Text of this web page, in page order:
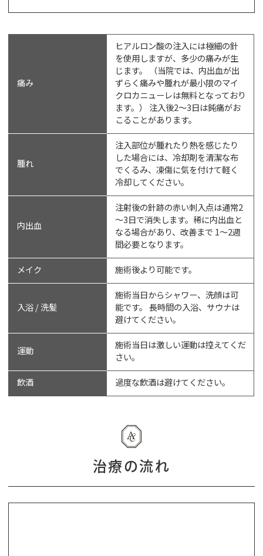
痛み
ヒアルロン酸の注入には極細の針
を使用しますが、多少の痛みが生
じます。 （当院では、内出血が出
ずらく痛みや腫れが最小限のマイ
クロカニューレは無料となっており
ます。） 注入後2～3日は鈍痛がお
こることがあります。
腫れ
注入部位が腫れたり熱を感じたり
した場合には、冷却剤を清潔な布
でくるみ、凍傷に気を付けて軽く
冷却してください。
内出血
注射後の針跡の赤い刺入点は通常2
～3日で消失します。稀に内出血と
なる場合があり、改善まで 1～2週
間必要となります。
メイク 施術後より可能です。
入浴 / 洗髪
施術当日からシャワー、洗顔は可
能です。 長時間の入浴、サウナは
避けてください。
運動
施術当日は激しい運動は控えてくだ
さい。
飲酒 過度な飲酒は避けてください。
治療の流れ